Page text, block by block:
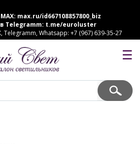
max.ru/id667108857800_biz
Telegramm: t.me/euroluster
Whatsapp: +7 (967) 639-35-27
☰